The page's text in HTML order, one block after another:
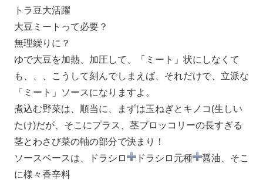
トラ豆大活躍
大豆ミートって必要？
無理繰りに？
ゆで大豆を加熱、加圧して、「ミート」状にしなくて
も、、、こうして刻んでしまえば、それだけで、立派な
「ミート」ソースになりますよ。
煮込む野菜は、順当に、まずは玉ねぎとキノコ(生しい
たけ)だが、そこにプラス、茎ブロッコリーの長すぎる
茎とわさび菜の軸の部分で決まり！
ソースベースは、ドラシロ
ドラシロ元種
醤油、そこ
に様々香辛料